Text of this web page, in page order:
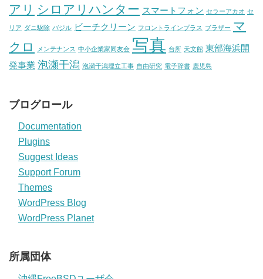
アリ シロアリハンター スマートフォン セラーアカオ セ
リア ダニ駆除 バジル ビーチクリーン フロントラインプラス ブラザー マ
クロ
メンテナンス 中小企業家同友会 写真 台所 天文館 東部海浜開
発事業 泡瀬干潟 泡瀬干潟埋立工事 自由研究 電子辞書 鹿児島
ブログロール
Documentation
Plugins
Suggest Ideas
Support Forum
Themes
WordPress Blog
WordPress Planet
所属団体